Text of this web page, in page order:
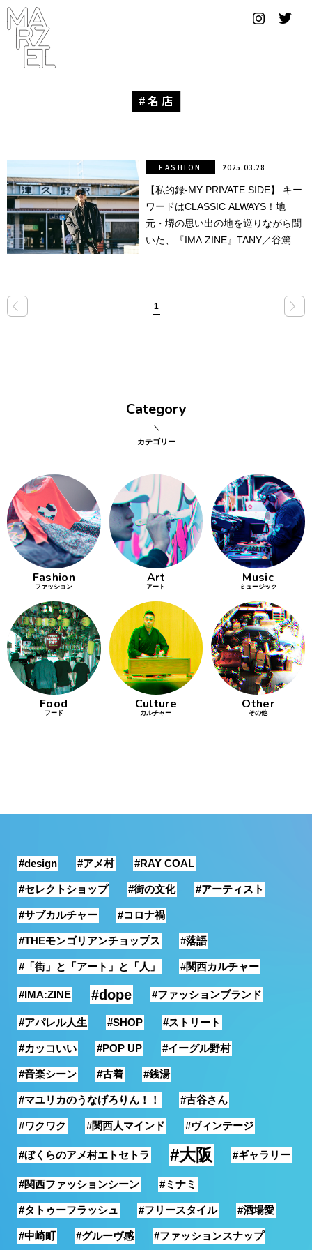
フィ
デザ
ナー
ー
プール
スーツ
ンテ
写真
阪
の文
化
とは応援
立ったら
行動
するよう
ザインを
バファ
ズのキ
ャップ
銭湯
名店
【私的録-MY PRIVATE SIDE】 キー
ワードはCLASSIC ALWAYS！地
元・堺の思い出の地を巡りながら聞
いた、『IMA:ZINE』TANY／谷篤人
FASHION 2025.03.28
« 1 »
Category
カテゴリー
Fashion
ファッション
Art
アート
Music
ミュージック
Food
フード
Culture
カルチャー
Other
その他
#design #アメ村 #RAY COAL
#セレクトショップ #街の文化 #アーティスト
#サブカルチャー #コロナ禍
#THEモンゴリアンチョップス #落語
#「街」と「アート」と「人」 #関西カルチャー
#IMA:ZINE #dope #ファッションブランド
#アパレル人生 #SHOP #ストリート
#カッコいい #POP UP #イーグル野村
#音楽シーン #古着 #銭湯
#マユリカのうなげろりん！！ #古谷さん
#ワクワク #関西人マインド #ヴィンテージ
#ぼくらのアメ村エトセトラ #大阪 #ギャラリー
#関西ファッションシーン #ミナミ
#タトゥーフラッシュ #フリースタイル #酒場愛
#中崎町 #グルーヴ感 #ファッションスナップ